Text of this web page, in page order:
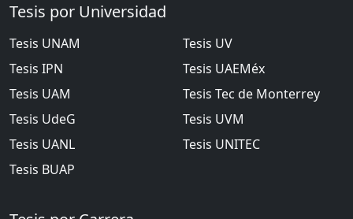
Tesis por Universidad
Tesis UNAM
Tesis IPN
Tesis UAM
Tesis UdeG
Tesis UANL
Tesis BUAP
Tesis UV
Tesis UAEMéx
Tesis Tec de Monterrey
Tesis UVM
Tesis UNITEC